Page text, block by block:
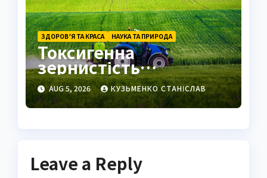
ЗДОРОВ’Я ТА КРАСА НАУКА ТА ПРИРОДА
Токсигенна
зернистість
нейтрофілів це
важливий маркер
запалення
AUG 5, 2026 КУЗЬМЕНКО СТАНІСЛАВ
Leave a Reply